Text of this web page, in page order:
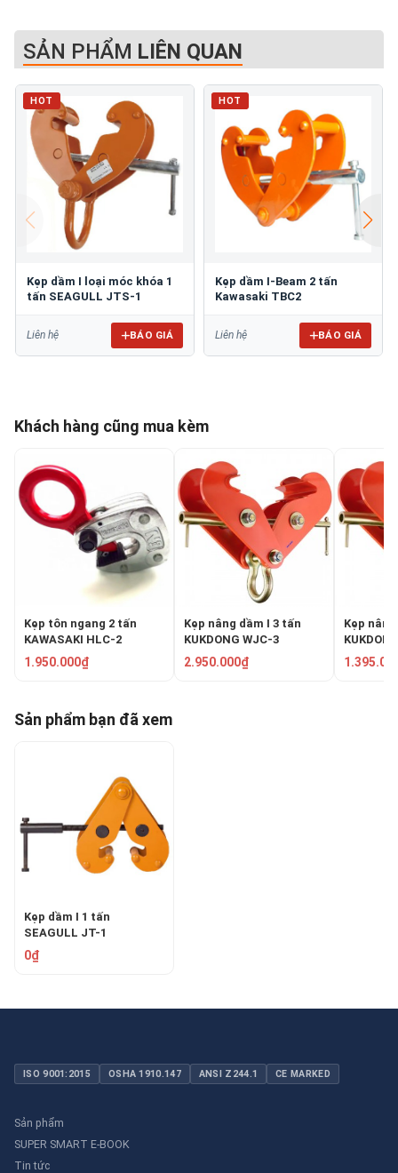
SẢN PHẨM LIÊN QUAN
HOT
Kẹp dầm I loại móc khóa 1
tấn SEAGULL JTS-1
Liên hệ BÁO GIÁ
HOT
Kẹp dầm I-Beam 2 tấn
Kawasaki TBC2
Liên hệ BÁO GIÁ
Khách hàng cũng mua kèm
Kẹp tôn ngang 2 tấn
KAWASAKI HLC-2
1.950.000₫
Kẹp nâng dầm I 3 tấn
KUKDONG WJC-3
2.950.000₫
Kẹp
Sản phẩm bạn đã xem
Kẹp dầm I 1 tấn
SEAGULL JT-1
0₫
ISO 9001:2015 OSHA 1910.147 ANSI Z244.1 CE MARKED
Sản phẩm
SUPER SMART E-BOOK
Tin tức